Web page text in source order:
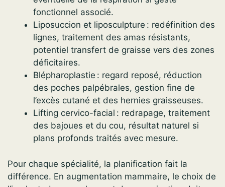
fonctionnel associé.
Liposuccion et liposculpture : redéfinition des
lignes, traitement des amas résistants,
potentiel transfert de graisse vers des zones
déficitaires.
Blépharoplastie : regard reposé, réduction
des poches palpébrales, gestion fine de
l’excès cutané et des hernies graisseuses.
Lifting cervico-facial : redrapage, traitement
des bajoues et du cou, résultat naturel si
plans profonds traités avec mesure.
Pour chaque spécialité, la planification fait la
différence. En augmentation mammaire, le choix de